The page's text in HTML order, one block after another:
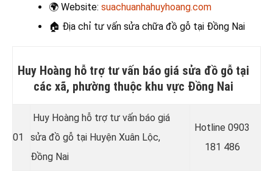
🌍 Website: suachuanhahuyhoang.com
🏠 Địa chỉ tư vấn sửa chữa đồ gỗ tại Đồng Nai
Huy Hoàng hỗ trợ tư vấn báo giá sửa đồ gỗ tại
các xã, phường thuộc khu vực Đồng Nai
01
Huy Hoàng hỗ trợ tư vấn báo giá
sửa đồ gỗ tại Huyện Xuân Lộc,
Đồng Nai
Hotline 0903
181 486